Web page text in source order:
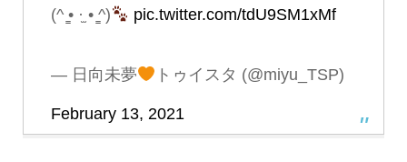
(^ ̳• ·̫ • ̳^)
pic.twitter.com/tdU9SM1xMf
— 日向未夢 トゥイスタ (@miyu_TSP)
February 13, 2021